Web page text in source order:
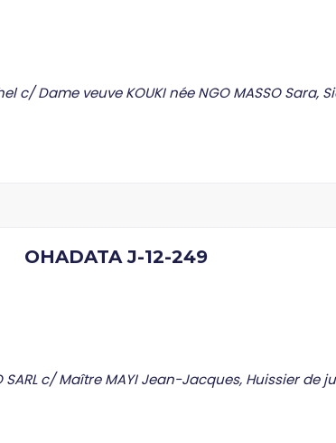
c/ Dame veuve KOUKI née NGO MASSO Sara,
OHADATA J-12-249
SARL c/ Maître MAYI Jean-Jacques, Huissier de